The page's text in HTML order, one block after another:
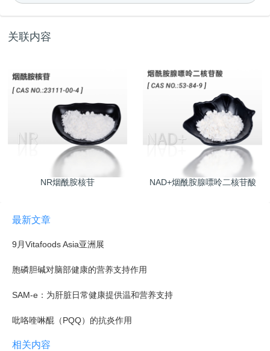
关联内容
NR烟酰胺核苷 NAD+烟酰胺腺嘌呤二核苷酸
最新文章
9月Vitafoods Asia亚洲展
胞磷胆碱对脑部健康的营养支持作用
SAM-e：为肝脏日常健康提供温和营养支持
吡咯喹啉醌（PQQ）的抗炎作用
相关内容